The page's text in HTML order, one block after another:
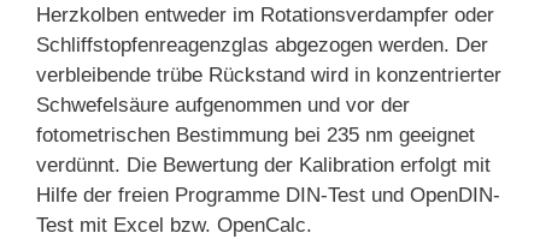
Herzkolben entweder im Rotationsverdampfer oder
Schliffstopfenreagenzglas abgezogen werden. Der
verbleibende trübe Rückstand wird in konzentrierter
Schwefelsäure aufgenommen und vor der
fotometrischen Bestimmung bei 235 nm geeignet
verdünnt. Die Bewertung der Kalibration erfolgt mit
Hilfe der freien Programme DIN-Test und OpenDIN-
Test mit Excel bzw. OpenCalc.